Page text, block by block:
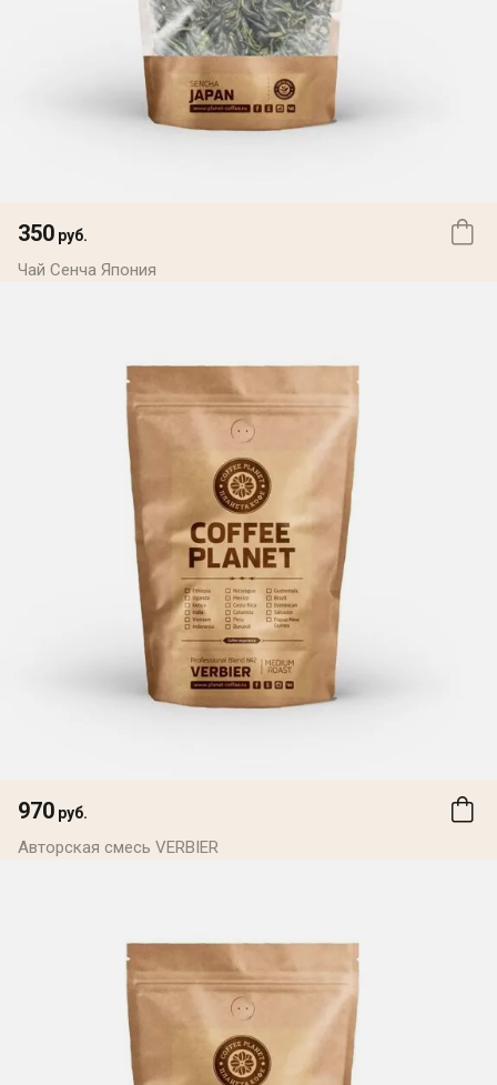
350 руб.
Чай Сенча Япония
970 руб.
Авторская смесь VERBIER